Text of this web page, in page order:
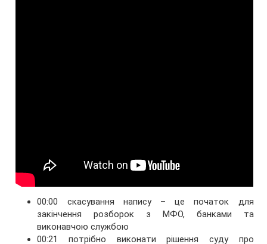
00:00 скасування напису – це початок для
закінчення розборок з МФО, банками та
виконавчою службою
00:21 потрібно виконати рішення суду про